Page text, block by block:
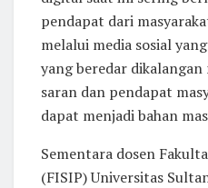
pendapat dari
melalui media sosial
yang beredar
saran dan pendapat
dapat menjadi bahan
Sementara dosen
(FISIP) Universitas